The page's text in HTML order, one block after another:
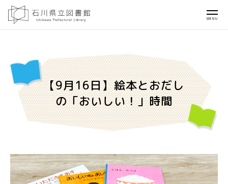
MENU
【9月16日】絵本とおだし
の「おいしい！」時間